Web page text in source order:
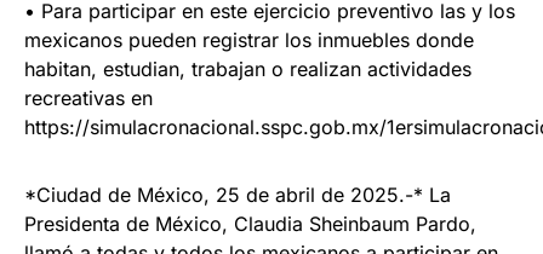
• Para participar en este ejercicio preventivo las y los
mexicanos pueden registrar los inmuebles donde
habitan, estudian, trabajan o realizan actividades
recreativas en
https://simulacronacional.sspc.gob.mx/
*Ciudad de México, 25 de abril de 2025.-* La
Presidenta de México, Claudia Sheinbaum Pardo,